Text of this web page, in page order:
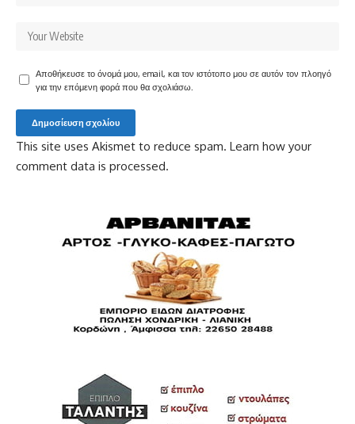
Αποθήκευσε το όνομά μου, email, και τον ιστότοπο μου σε αυτόν τον πλοηγό
για την επόμενη φορά που θα σχολιάσω.
This site uses Akismet to reduce spam. Learn how your
comment data is processed.